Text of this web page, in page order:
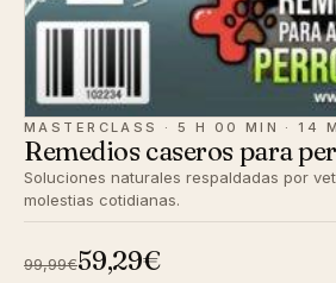
MASTERCLASS · 5 H 00 MIN · 14
Remedios caseros para
Soluciones naturales respaldadas por
molestias cotidianas.
99,99€59,29€